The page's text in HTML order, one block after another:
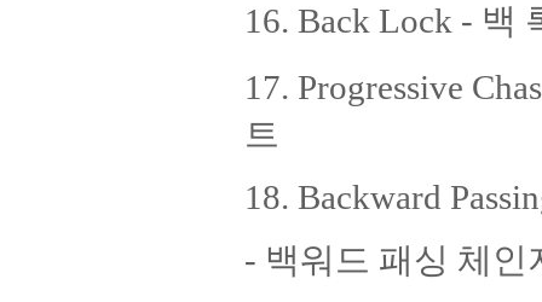
16. Back Lock - 백
17. Progressive
트
18. Backward
- 백워드 패싱 체